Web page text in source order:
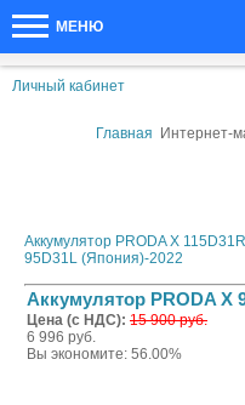
МЕНЮ
Личный кабинет
Главная Интернет-
Аккумулятор PRODA X
95D31L (Япония)-2022
Аккумулятор PRODA X
Цена (с НДС): 15 900 руб.
6 996 руб.
Вы экономите: 56.00%